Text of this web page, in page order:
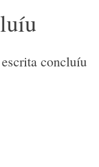
concluíu